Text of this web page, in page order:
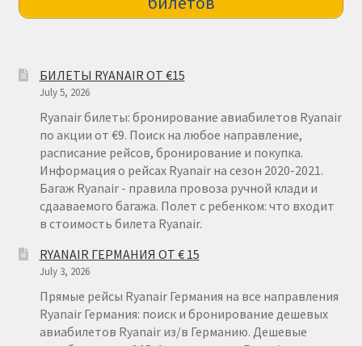
БИЛЕТЫ RYANAIR ОТ €15
July 5, 2026
Ryanair билеты: бронирование авиабилетов Ryanair
по акции от €9. Поиск на любое направление,
расписание рейсов, бронирование и покупка.
Информация о рейсах Ryanair на сезон 2020-2021.
Багаж Ryanair - правила провоза ручной клади и
сдааваемого багажа. Полет с ребенком: что входит
в стоимость билета Ryanair.
RYANAIR ГЕРМАНИЯ ОТ € 15
July 3, 2026
Прямые рейсы Ryanair Германия на все направления
Ryanair Германия: поиск и бронирование дешевых
авиабилетов Ryanair из/в Германию. Дешевые